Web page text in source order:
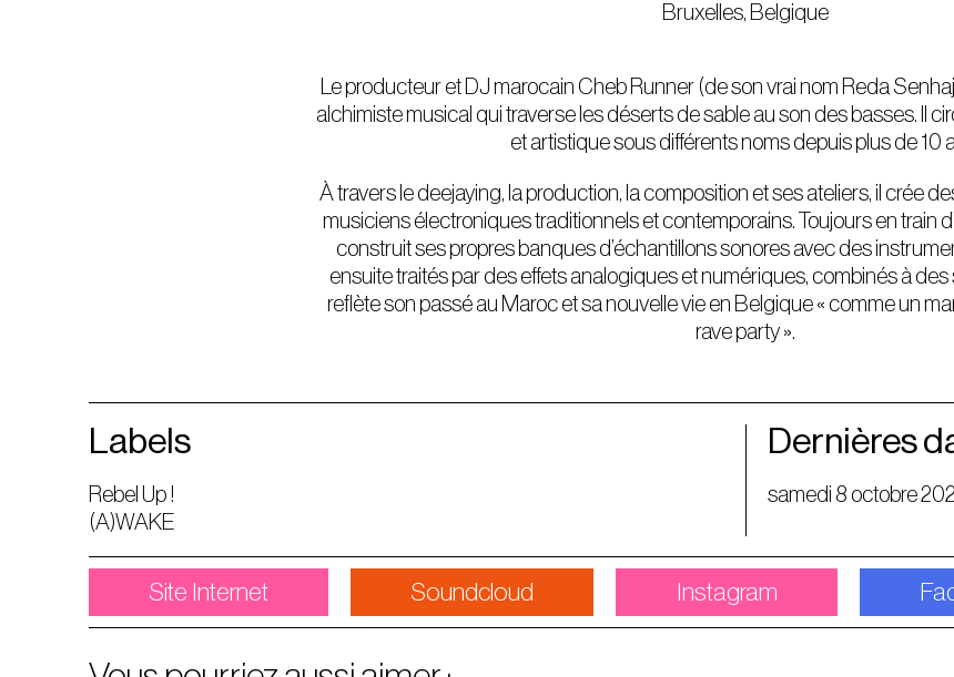
Bruxelles, Belgique
Le producteur et DJ marocain Cheb Runner (de son vrai nom Reda
alchimiste musical qui traverse les déserts de sable au son des basses. Il
et artistique sous différents noms depuis plus de 10
À travers le deejaying, la production, la composition et ses ateliers, il crée
musiciens électroniques traditionnels et contemporains. Toujours en train
construit ses propres banques d’échantillons sonores avec des
ensuite traités par des effets analogiques et numériques, combinés à des
reflète son passé au Maroc et sa nouvelle vie en Belgique « comme un
rave party ».
Labels
Rebel Up !
(A)WAKE
Dernières
samedi 8 octobre
Site Internet Soundcloud Instagram